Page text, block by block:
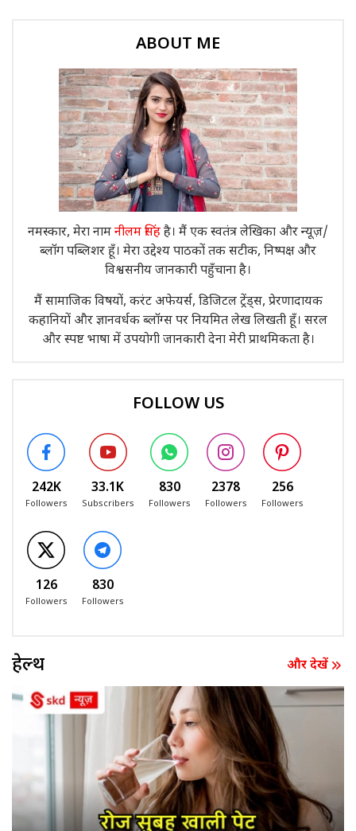
ABOUT ME
नमस्कार, मेरा नामनीलम सिंहहै। मैं एक स्वतंत्र लेखिका और न्यूज़/
ब्लॉग पब्लिशर हूँ। मेरा उद्देश्य पाठकों तक सटीक, निष्पक्ष और
विश्वसनीय जानकारी पहुँचाना है।
मैं सामाजिक विषयों, करंट अफेयर्स, डिजिटल ट्रेंड्स, प्रेरणादायक
कहानियों और ज्ञानवर्धक ब्लॉग्स पर नियमित लेख लिखती हूँ। सरल
और स्पष्ट भाषा में उपयोगी जानकारी देना मेरी प्राथमिकता है।
FOLLOW US
242K
Followers
33.1K
Subscribers
830
Followers
2378
Followers
256
Followers
126
Followers
830
Followers
हेल्थ और देखें